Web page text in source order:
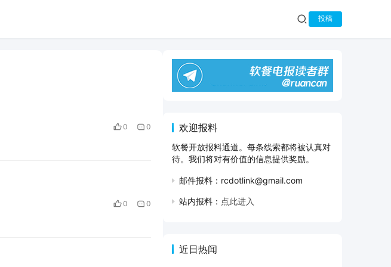
投稿
0 0
0 0
欢迎报料
软餐开放报料通道。每条线索都将被认真对
待。我们将对有价值的信息提供奖励。
邮件报料：rcdotlink@gmail.com
站内报料： 点此进入
近日热闻